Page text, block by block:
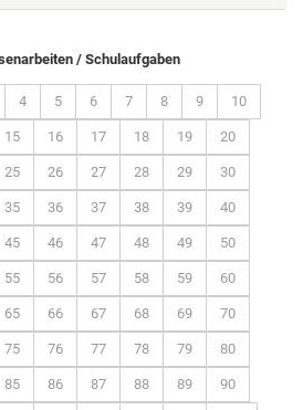
/ Schulaufgaben
4 5 6 7 8 9 10
15 16 17 18 19 20
25 26 27 28 29 30
35 36 37 38 39 40
45 46 47 48 49 50
55 56 57 58 59 60
65 66 67 68 69 70
75 76 77 78 79 80
85 86 87 88 89 90